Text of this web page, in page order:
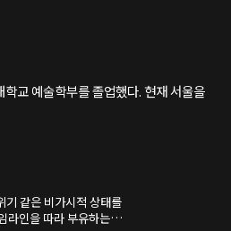
교 예술학부를 졸업했다. 현재 서울을
기 같은 비가시적 상태를
라인을 따라 부유하는 이